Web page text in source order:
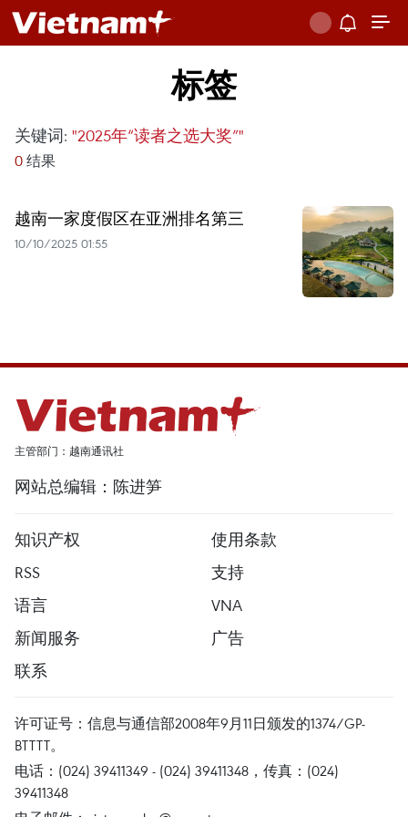
标签
关键词: "2025年“读者之选大奖”"
0 结果
越南一家度假区在亚洲排名第三
10/10/2025 01:55
主管部门：越南通讯社
网站总编辑：陈进笋
知识产权
使用条款
RSS
支持
语言
VNA
新闻服务
广告
联系
许可证号：信息与通信部2008年9月11日颁发的1374/GP-
BTTTT。
电话：(024) 39411349 - (024) 39411348，传真：(024)
39411348